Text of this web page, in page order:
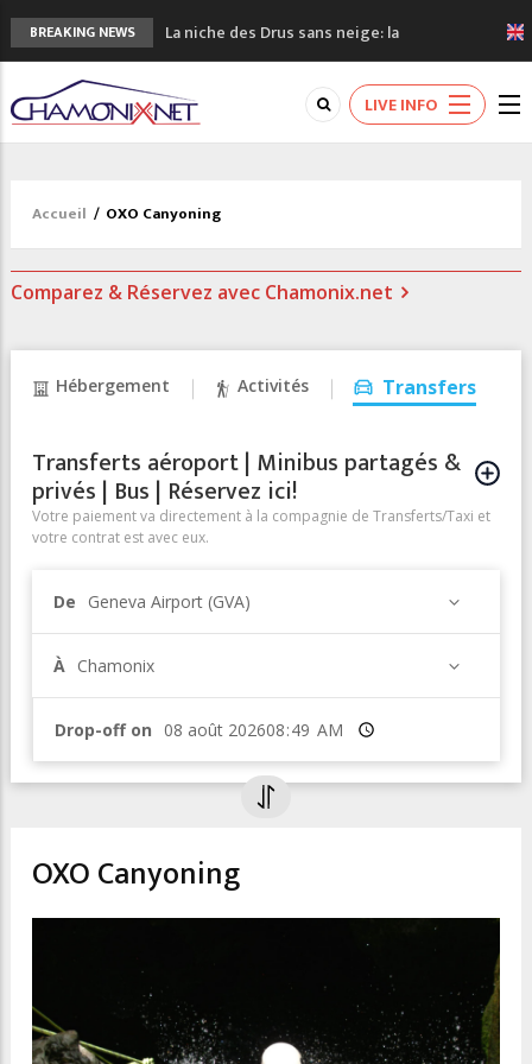
BREAKING NEWS
La niche des Drus sans neige: la
sécheresse en haute montagne
3 bonnes raisons pour visiter le nouveau
Musée du Mont-Blanc
Accidents en montagne: 3 personnes sont
Craft ouvre un nouveau magasin de course
LIVE INFO
Accueil / OXO Canyoning
Comparez & Réservez avec Chamonix.net
Hébergement Activités Transfers
Transferts aéroport | Minibus partagés &
privés | Bus | Réservez ici!
Votre paiement va directement à la compagnie de Transferts/Taxi et
votre contrat est avec eux.
De Geneva Airport (GVA)
À Chamonix
Drop-off on Heure
OXO Canyoning